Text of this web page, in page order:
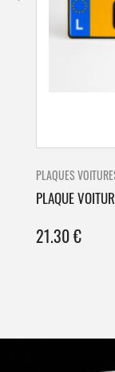
PLAQUES
PLAQUE
21.30€